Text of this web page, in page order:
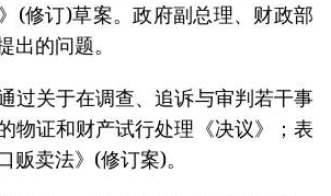
(修订)草案。政府副总理、财政部
出的问题。
过关于在调查、追诉与审判若干事
物证和财产试行处理《决议》；表
贩卖法》(修订案)。